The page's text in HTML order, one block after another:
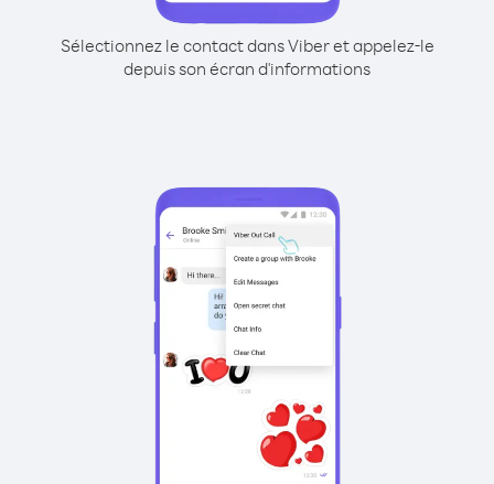
Sélectionnez le contact dans Viber et appelez-le
depuis son écran d'informations